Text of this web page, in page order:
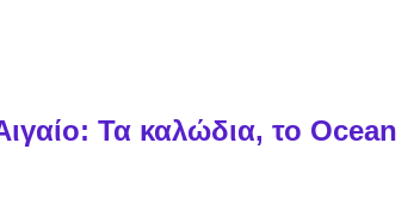
Τα καλώδια, το Ocean